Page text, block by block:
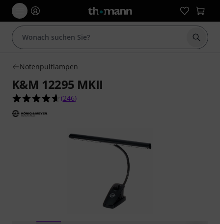
Suche
Notenpultlampen
K&M 12295 MKII
4.6 von 5 Sternen aus 246 Kundenbewertungen
(246)